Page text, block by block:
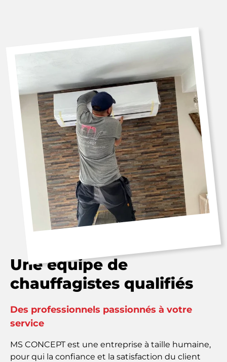
Une équipe de
chauffagistes qualifiés
Des professionnels passionnés à votre
service
MS CONCEPT est une entreprise à taille humaine,
pour qui la confiance et la satisfaction du client